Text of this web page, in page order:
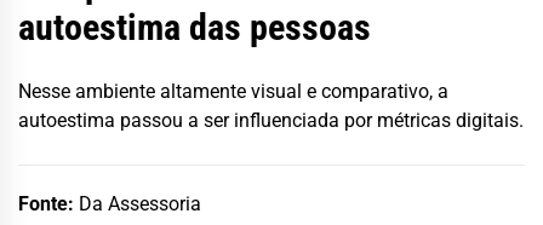
autoestima das pessoas
Nesse ambiente altamente visual e comparativo, a
autoestima passou a ser influenciada por métricas digitais.
Fonte: Da Assessoria